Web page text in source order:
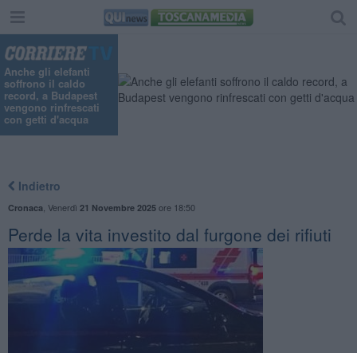
Anche gli elefanti
soffrono il caldo
record, a Budapest
vengono rinfrescati
con getti d'acqua
Indietro
Cronaca Venerdì 21 Novembre 2025ore 18:50
Perde la vita investito dal furgone dei rifiuti